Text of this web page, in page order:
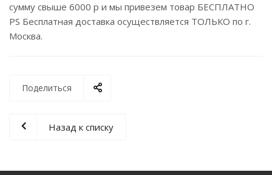
сумму свыше 6000 р и мы привезем товар БЕСПЛАТНО
PS Бесплатная доставка осуществляется ТОЛЬКО по г.
Москва.
Поделиться
Назад к списку